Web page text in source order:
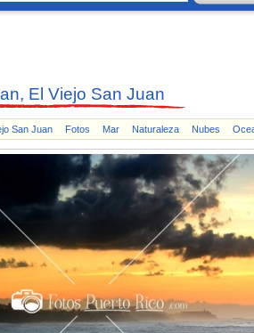
El Viejo San Juan
San Juan Fotos Mar Naturaleza Nubes